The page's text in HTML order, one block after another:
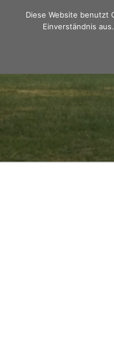
Diese Website benutzt
Einverständnis